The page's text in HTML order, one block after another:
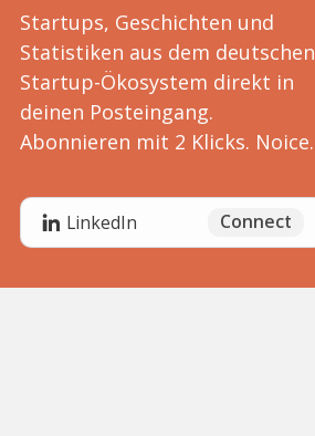
Startups, Geschichten und
Statistiken aus dem deutschen
Startup-Ökosystem direkt in
deinen Posteingang.
Abonnieren mit 2 Klicks. Noice.
LinkedIn Connect